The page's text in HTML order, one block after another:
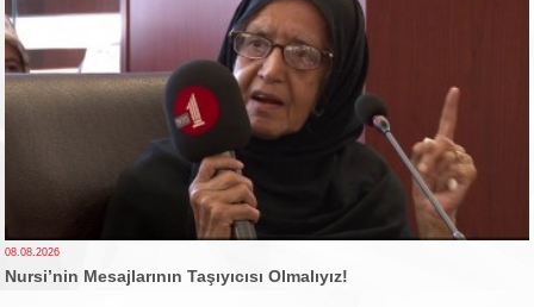
08.08.2026
Nursi’nin Mesajlarının Taşıyıcısı Olmalıyız!